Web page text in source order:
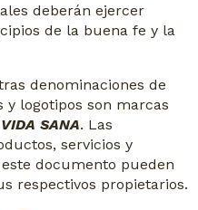
deberán ejercer
de la buena fe y la
denominaciones de
y logotipos son marcas
SANA. Las
servicios y
documento pueden
respectivos propietarios.